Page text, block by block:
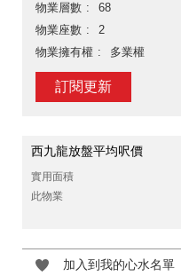
物業層數
68
物業座數
2
物業擁有權
多業權
訂閱更新
西九龍放盤平均呎價
實用面積
此物業
加入到我的心水名單